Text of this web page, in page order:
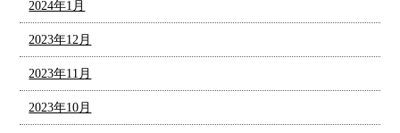
2024年1月
2023年12月
2023年11月
2023年10月